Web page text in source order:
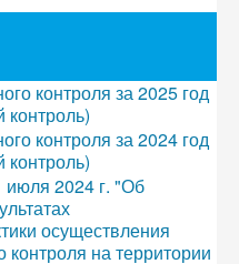
контроля за 2025 год
контроля за 2024 год
2024 г. "Об
осуществления
контроля на территории